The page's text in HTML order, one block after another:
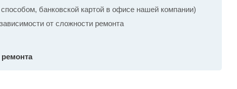
банковской картой в офисе нашей компании)
от сложности ремонта